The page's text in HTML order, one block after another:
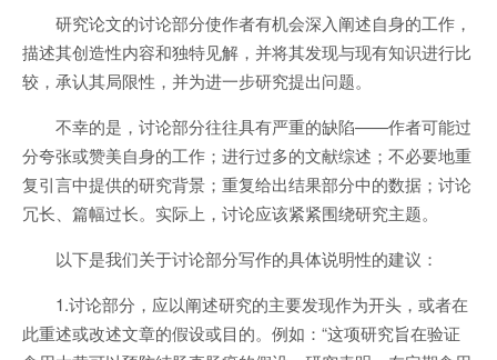
研究论文的讨论部分使作者有机会深入阐述自身的工作，
描述其创造性内容和独特见解，并将其发现与现有知识进行比
较，承认其局限性，并为进一步研究提出问题。
不幸的是，讨论部分往往具有严重的缺陷——作者可能过
分夸张或赞美自身的工作；进行过多的文献综述；不必要地重
复引言中提供的研究背景；重复给出结果部分中的数据；讨论
冗长、篇幅过长。实际上，讨论应该紧紧围绕研究主题。
以下是我们关于讨论部分写作的具体说明性的建议：
1.讨论部分，应以阐述研究的主要发现作为开头，或者在
此重述或改述文章的假设或目的。例如：“这项研究旨在验证